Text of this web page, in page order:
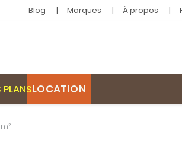
Blog Marques À propos
PLANSLOCATION